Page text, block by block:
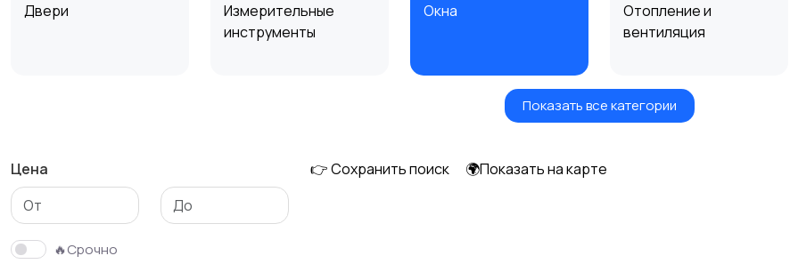
Двери
Измерительные
инструменты
Окна
Отопление и
вентиляция
Электроинструмент
Показать все категории
Цена
🔥Срочно
👉 Сохранить поиск 🌍Показать на карте